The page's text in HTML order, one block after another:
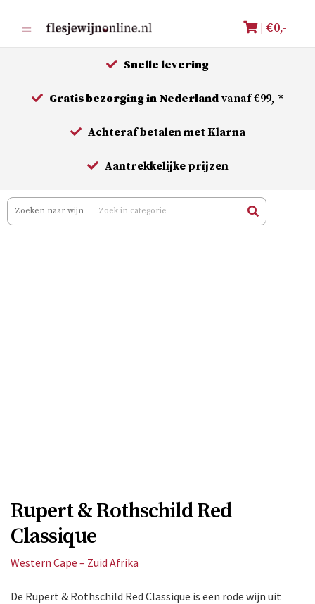
naar
de
| €0,-
Snelle levering
Gratis bezorging in Nederland vanaf €99,-*
Achteraf betalen met Klarna
Aantrekkelijke prijzen
Rupert & Rothschild Red
Classique
Western Cape – Zuid Afrika
De Rupert & Rothschild Red Classique is een rode wijn uit